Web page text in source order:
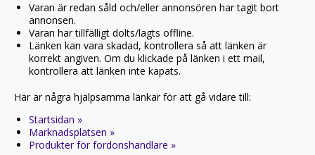
Varan är redan såld och/eller annonsören har tagit bort
annonsen.
Varan har tillfälligt dolts/lagts offline.
Länken kan vara skadad, kontrollera så att länken är
korrekt angiven. Om du klickade på länken i ett mail,
kontrollera att länken inte kapats.
Här är några hjälpsamma länkar för att gå vidare till:
Startsidan »
Marknadsplatsen »
Produkter för fordonshandlare »